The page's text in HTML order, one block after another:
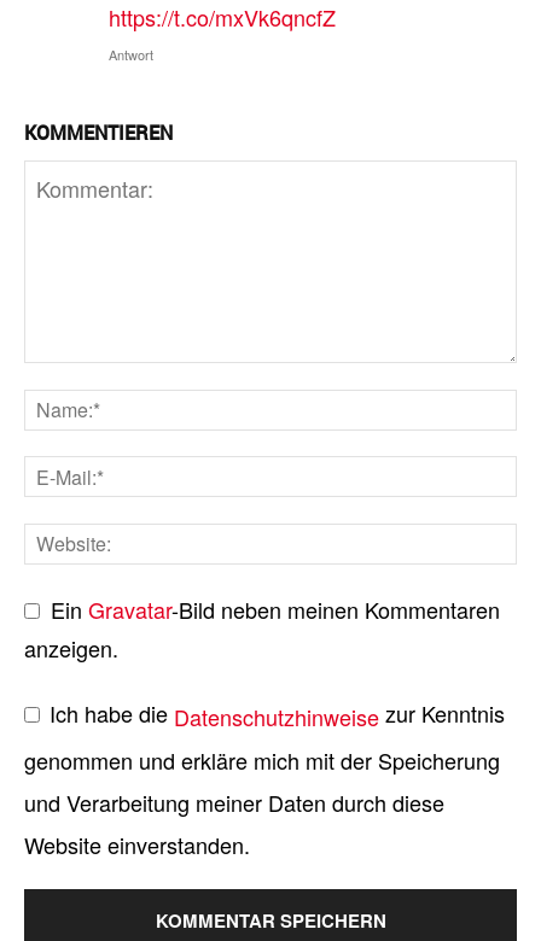
https://t.co/mxVk6qncfZ
Antwort
KOMMENTIEREN
EinGravatar-Bild neben meinen Kommentaren
anzeigen.
Ich habe die Datenschutzhinweisezur Kenntnis
genommen und erkläre mich mit der Speicherung
und Verarbeitung meiner Daten durch diese
Website einverstanden.